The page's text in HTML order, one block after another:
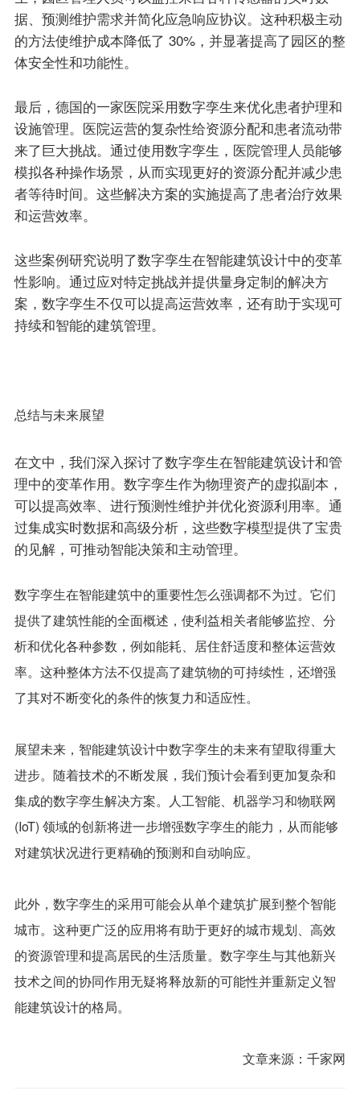
据、预测维护需求并简化应急响应协议。这种积极主动
的方法使维护成本降低了 30%，并显著提高了园区的整
体安全性和功能性。
最后，德国的一家医院采用数字孪生来优化患者护理和
设施管理。医院运营的复杂性给资源分配和患者流动带
来了巨大挑战。通过使用数字孪生，医院管理人员能够
模拟各种操作场景，从而实现更好的资源分配并减少患
者等待时间。这些解决方案的实施提高了患者治疗效果
和运营效率。
这些案例研究说明了数字孪生在智能建筑设计中的变革
性影响。通过应对特定挑战并提供量身定制的解决方
案，数字孪生不仅可以提高运营效率，还有助于实现可
持续和智能的建筑管理。
总结与未来展望
在文中，我们深入探讨了数字孪生在智能建筑设计和管
理中的变革作用。数字孪生作为物理资产的虚拟副本，
可以提高效率、进行预测性维护并优化资源利用率。通
过集成实时数据和高级分析，这些数字模型提供了宝贵
的见解，可推动智能决策和主动管理。
数字孪生在智能建筑中的重要性怎么强调都不为过。它们
提供了建筑性能的全面概述，使利益相关者能够监控、分
析和优化各种参数，例如能耗、居住舒适度和整体运营效
率。这种整体方法不仅提高了建筑物的可持续性，还增强
了其对不断变化的条件的恢复力和适应性。
展望未来，智能建筑设计中数字孪生的未来有望取得重大
进步。随着技术的不断发展，我们预计会看到更加复杂和
集成的数字孪生解决方案。人工智能、机器学习和物联网
(IoT) 领域的创新将进一步增强数字孪生的能力，从而能够
对建筑状况进行更精确的预测和自动响应。
此外，数字孪生的采用可能会从单个建筑扩展到整个智能
城市。这种更广泛的应用将有助于更好的城市规划、高效
的资源管理和提高居民的生活质量。数字孪生与其他新兴
技术之间的协同作用无疑将释放新的可能性并重新定义智
能建筑设计的格局。
文章来源：千家网